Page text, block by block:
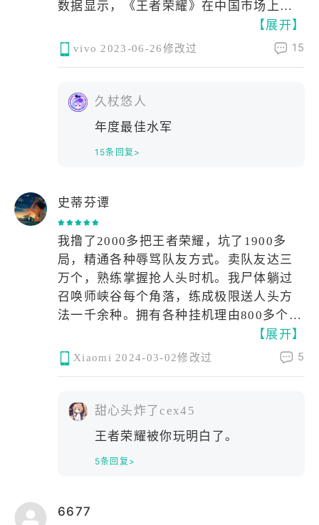
数据显示，《王者荣耀》在中国市场上的
日均活跃用户数达到了9794万人次，市场
占有率高达73.3%。在海外市场，尽管存在
外玩家的青睐。
从权威评价的角度来看，《王者荣耀》也
得到了不少权威机构的认可。例如，2019
获得了“年度最佳移动游戏”、“年度最受欢
迎手机游戏”、“最佳游戏运营服务商”等多
个奖项。
综合来看，《王者荣耀》评分应该是四颗
星或者五颗星。虽然存在一些玩家的差
评，但是从市场和权威评价的角度来看，
《王者荣耀》仍然是一款备受认可的手
游，玩家们对其也给予了相应的高分评
价。
【展开】
vivo 2023-06-26修改过 15
久杖悠人
年度最佳水军
15条回复>
史蒂芬谭
我撸了2000多把王者荣耀，坑了1900多
局，精通各种辱骂队友方式。卖队友达三
万个，熟练掌握抢人头时机。我尸体躺过
召唤师峡谷每个角落，练成极限送人头方
法一千余种。拥有各种挂机理由800多个。
你们再装比，我把你们区的最强王者全坑
成青铜五。我文能挂机喷队友，武能越塔
静则百年不见人，动则千里送超神。英勇
闪现送一血，卖起队友不回头。顺风浪，
逆风投，问君能有几多愁，恰似五人四坑
二十投。
【展开】
Xiaomi 2024-03-02修改过 5
甜心头炸了cex45
王者荣耀被你玩明白了。
5条回复>
6677